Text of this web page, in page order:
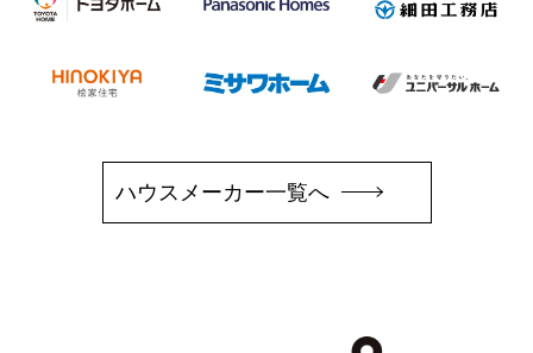
ハウスメーカー一覧へ